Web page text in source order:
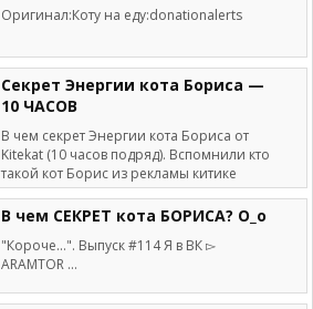
Оригинал:Коту на еду:donationalerts
Секрет Энергии кота Бориса —
10 ЧАСОВ
В чем секрет Энергии кота Бориса от
Kitekat (10 часов подряд). Вспомнили кто
такой кот Борис из рекламы китике
В чем СЕКРЕТ кота БОРИСА? О_о
"Короче...". Выпуск #114 Я в ВК ▻
ARAMTOR ...